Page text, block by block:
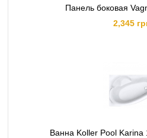
Панель боковая
2,345
Ванна Koller Pool Karina